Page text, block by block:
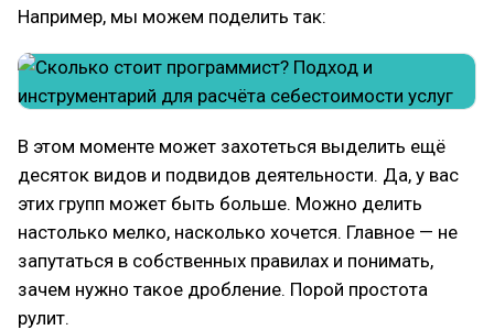
Например, мы можем поделить так:
В этом моменте может захотеться выделить ещё
десяток видов и подвидов деятельности. Да, у вас
этих групп может быть больше. Можно делить
настолько мелко, насколько хочется. Главное — не
запутаться в собственных правилах и понимать,
зачем нужно такое дробление. Порой простота
рулит.